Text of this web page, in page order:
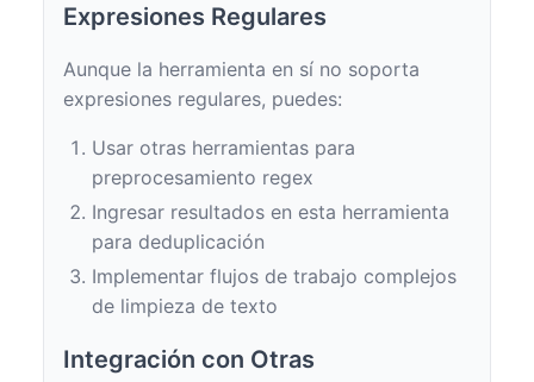
Expresiones Regulares
Aunque la herramienta en sí no soporta
expresiones regulares, puedes:
Usar otras herramientas para
preprocesamiento regex
Ingresar resultados en esta herramienta
para deduplicación
Implementar flujos de trabajo complejos
de limpieza de texto
Integración con Otras